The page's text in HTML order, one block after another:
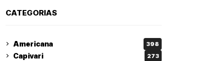
CATEGORIAS
Americana 398
Capivari 273